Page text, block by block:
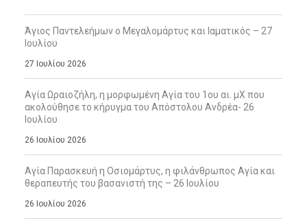
Άγιος Παντελεήμων ο Μεγαλομάρτυς και Ιαματικός – 27
Ιουλίου
27 Ιουλίου 2026
Αγία Ωραιοζήλη, η μορφωμένη Αγία του 1ου αι. μΧ που
ακολούθησε το κήρυγμα του Απόστολου Ανδρέα- 26
Ιουλίου
26 Ιουλίου 2026
Αγία Παρασκευή η Οσιομάρτυς, η φιλάνθρωπος Αγία και
θεραπευτής του βασανιστή της – 26 Ιουλίου
26 Ιουλίου 2026